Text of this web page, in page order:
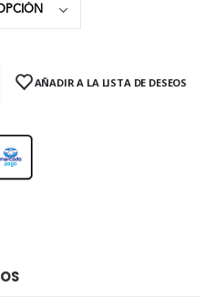
AÑADIR A LA LISTA DE DESEOS